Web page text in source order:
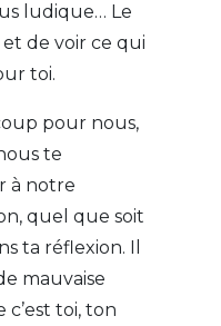
ludique… Le
de voir ce qui
toi.
pour nous,
te
à notre
quel que soit
ta réflexion. Il
mauvaise
toi, ton